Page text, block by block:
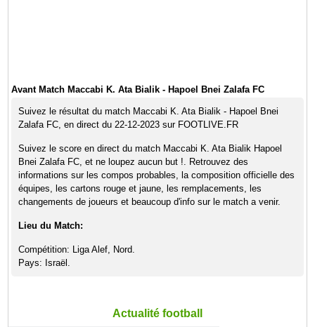
Avant Match Maccabi K. Ata Bialik - Hapoel Bnei Zalafa FC
Suivez le résultat du match Maccabi K. Ata Bialik - Hapoel Bnei
Zalafa FC, en direct du 22-12-2023 sur FOOTLIVE.FR
Suivez le score en direct du match Maccabi K. Ata Bialik Hapoel
Bnei Zalafa FC, et ne loupez aucun but !. Retrouvez des
informations sur les compos probables, la composition officielle des
équipes, les cartons rouge et jaune, les remplacements, les
changements de joueurs et beaucoup d'info sur le match a venir.
Lieu du Match:
Compétition: Liga Alef, Nord.
Pays: Israël.
Actualité football